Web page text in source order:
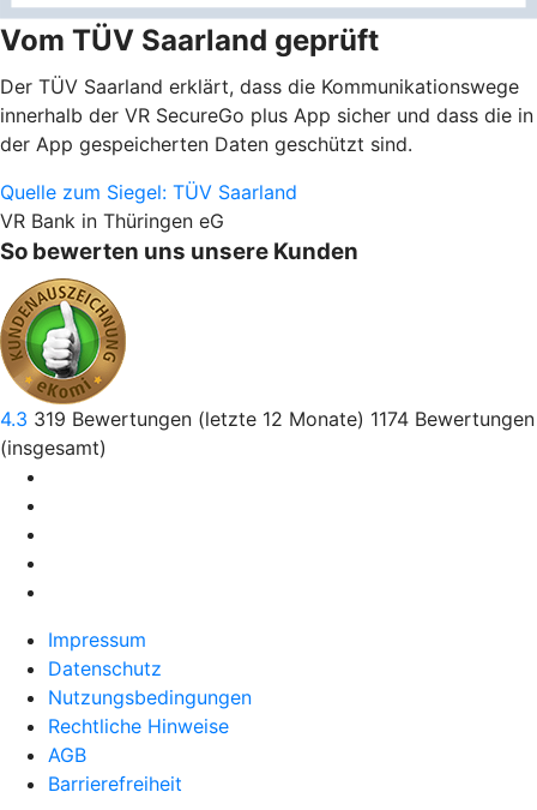
Vom TÜV Saarland geprüft
Der TÜV Saarland erklärt, dass die Kommunikationswege
innerhalb der VR SecureGo plus App sicher und dass die in
der App gespeicherten Daten geschützt sind.
Quelle zum Siegel: TÜV Saarland
VR Bank in Thüringen eG
So bewerten uns unsere Kunden
4.3 319 Bewertungen (letzte 12 Monate) 1174 Bewertungen
(insgesamt)
Impressum
Datenschutz
Nutzungsbedingungen
Rechtliche Hinweise
AGB
Barrierefreiheit